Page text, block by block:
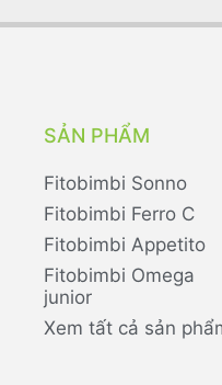
SẢN PHẨM
Fitobimbi Sonno
Fitobimbi Ferro C
Fitobimbi Appetito
Fitobimbi Omega
junior
Xem tất cả sản